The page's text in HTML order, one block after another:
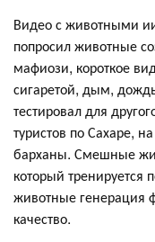
Видео с животными
попросил животные
мафиози, короткое
сигаретой, дым,
тестировал для
туристов по Сахаре,
барханы. Смешные
который тренируется
животные генерация
качество.